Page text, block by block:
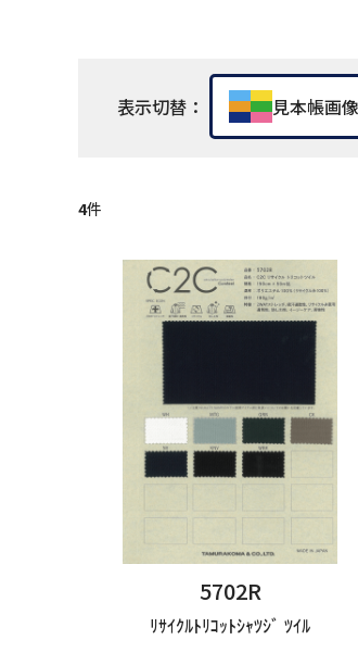
表示切替： 見本帳画像
4件
5702R
ﾘｻｲｸﾙﾄﾘｺｯﾄｼｬﾂｼﾞ ﾂｲﾙ